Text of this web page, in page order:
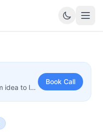
We build your app from idea to launch
Book Call